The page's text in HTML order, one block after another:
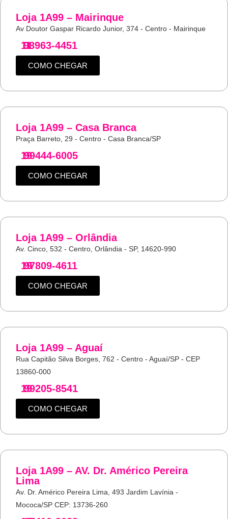
Loja 1A99 – Mairinque
Av Doutor Gaspar Ricardo Junior, 374 - Centro - Mairinque
11
98963-4451
COMO CHEGAR
Loja 1A99 – Casa Branca
Praça Barreto, 29 - Centro - Casa Branca/SP
19
99444-6005
COMO CHEGAR
Loja 1A99 – Orlândia
Av. Cinco, 532 - Centro, Orlândia - SP, 14620-990
19
97809-4611
COMO CHEGAR
Loja 1A99 – Aguaí
Rua Capitão Silva Borges, 762 - Centro - Aguaí/SP - CEP
13860-000
19
99205-8541
COMO CHEGAR
Loja 1A99 – AV. Dr. Américo Pereira
Lima
Av. Dr. Américo Pereira Lima, 493 Jardim Lavínia -
Mococa/SP CEP: 13736-260